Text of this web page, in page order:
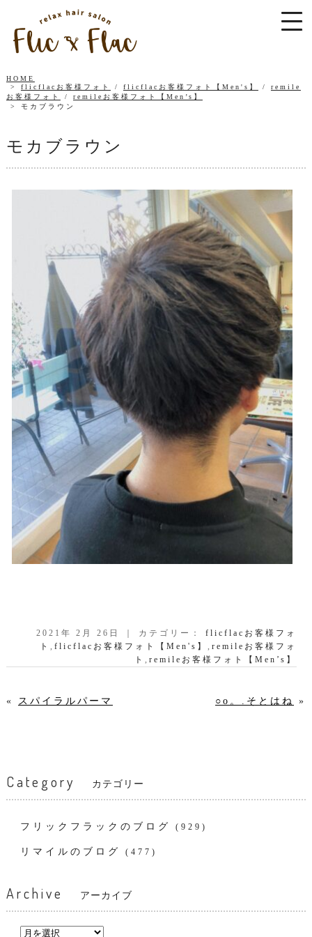
HOME
flicflacお客様フォト
/ flicflacお客様フォト【Men's】 / remile
お客様フォト
/ remileお客様フォト【Men’s】
モカブラウン
モカブラウン
2021年 2月 26日 ｜ カテゴリー：flicflacお客様フォ
ト,flicflacお客様フォト【Men's】,remileお客様フォ
ト,remileお客様フォト【Men’s】
« スパイラルパーマ ○o。.そとはね »
Category カテゴリー
フリックフラックのブログ (929)
リマイルのブログ (477)
Archive アーカイブ